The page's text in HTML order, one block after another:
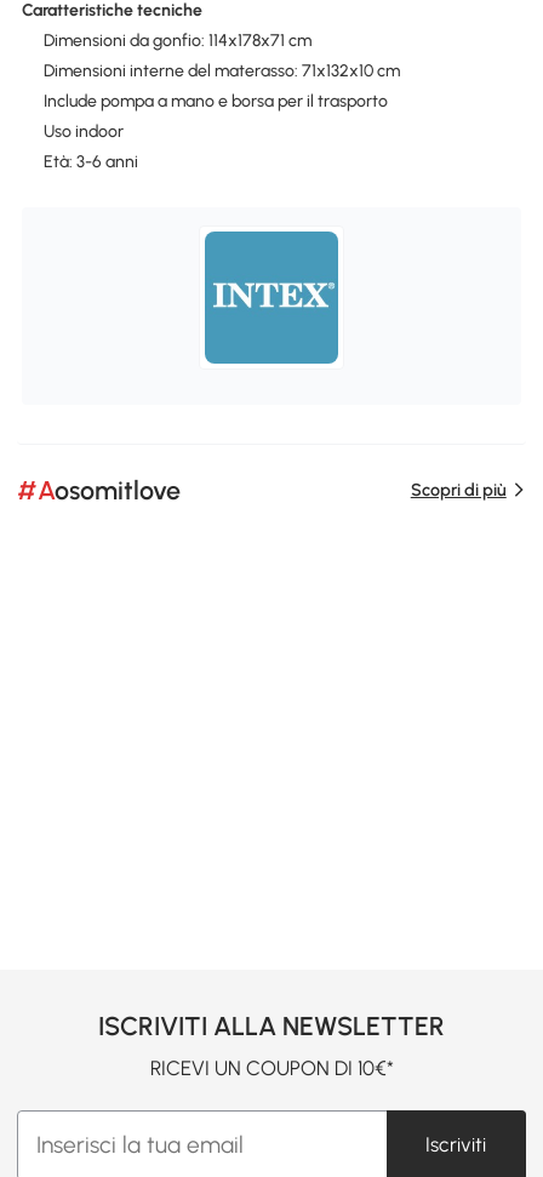
Caratteristiche tecniche
Dimensioni da gonfio: 114x178x71 cm
Dimensioni interne del materasso: 71x132x10 cm
Include pompa a mano e borsa per il trasporto
Uso indoor
Età: 3-6 anni
#Aosomitlove Scopri di più
ISCRIVITI ALLA NEWSLETTER
RICEVI UN COUPON DI 10€*
Iscriviti